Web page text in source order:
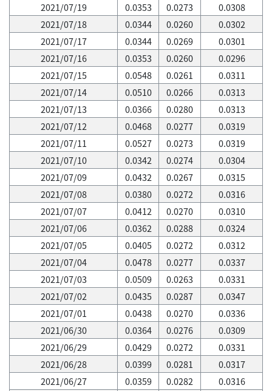
2021/07/19
0.0353 0.0273
0.0308
2021/07/18
0.0344 0.0260
0.0302
2021/07/17
0.0344 0.0269
0.0301
2021/07/16
0.0353 0.0260
0.0296
2021/07/15
0.0548 0.0261
0.0311
2021/07/14
0.0510 0.0266
0.0313
2021/07/13
0.0366 0.0280
0.0313
2021/07/12
0.0468 0.0277
0.0319
2021/07/11
0.0527 0.0273
0.0319
2021/07/10
0.0342 0.0274
0.0304
2021/07/09
0.0432 0.0267
0.0315
2021/07/08
0.0380 0.0272
0.0316
2021/07/07
0.0412 0.0270
0.0310
2021/07/06
0.0362 0.0288
0.0324
2021/07/05
0.0405 0.0272
0.0312
2021/07/04
0.0478 0.0277
0.0337
2021/07/03
0.0509 0.0263
0.0331
2021/07/02
0.0435 0.0287
0.0347
2021/07/01
0.0438 0.0270
0.0336
2021/06/30
0.0364 0.0276
0.0309
2021/06/29
0.0429 0.0272
0.0331
2021/06/28
0.0399 0.0281
0.0317
2021/06/27
0.0359 0.0282
0.0316